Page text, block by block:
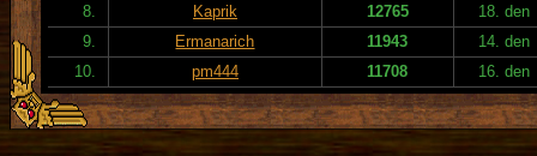
8.
Kaprik 12765
18. den
9.
Ermanarich 11943
14. den
10.
pm444 11708 16. den